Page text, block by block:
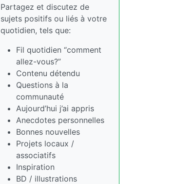
Partagez et discutez de
sujets positifs ou liés à votre
quotidien, tels que:
Fil quotidien “comment
allez-vous?”
Contenu détendu
Questions à la
communauté
Aujourd’hui j’ai appris
Anecdotes personnelles
Bonnes nouvelles
Projets locaux /
associatifs
Inspiration
BD / illustrations